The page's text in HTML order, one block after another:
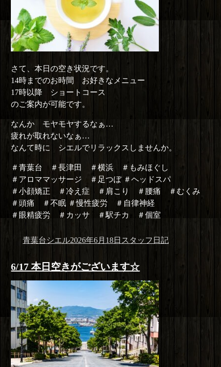
さて、本日の空き状況です。
14時までのお時間 お好きなメニュー
17時以降 ショートコース
のご案内が可能です。
なんか モヤモヤするなぁ…
疲れが取れないなぁ…
なんて時に シエルでリラックスしませんか。
＃青葉台 ＃長津田 ＃横浜 ＃もみほぐし
＃アロママッサージ ＃足つぼ ＃ヘッドスパ
＃小顔矯正 ＃冷え症 ＃肩こり ＃腰痛 ＃むくみ
＃頭痛 ＃不眠 ＃慢性疲労 ＃自律神経
＃眼精疲労 ＃カッサ ＃駅チカ ＃個室
投
者
青葉台シエル投
日:
2026年6月18日 カ
ゴ
ー
スタッフ日記
6/17 本日空きがございます☆